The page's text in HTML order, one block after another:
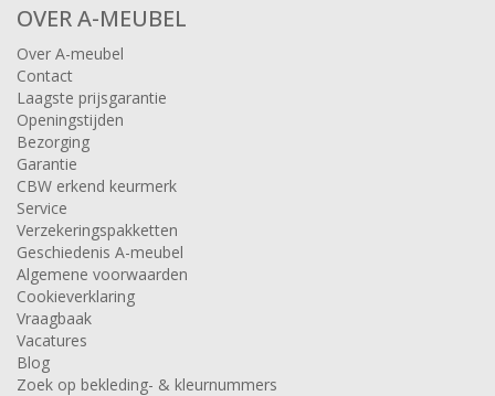
OVER A-MEUBEL
Over A-meubel
Contact
Laagste prijsgarantie
Openingstijden
Bezorging
Garantie
CBW erkend keurmerk
Service
Verzekeringspakketten
Geschiedenis A-meubel
Algemene voorwaarden
Cookieverklaring
Vraagbaak
Vacatures
Blog
Zoek op bekleding- & kleurnummers